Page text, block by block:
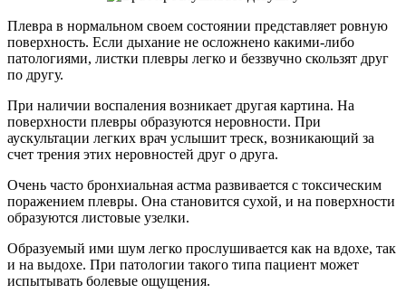
Плевра в нормальном своем состоянии представляет ровную
поверхность. Если дыхание не осложнено какими-либо
патологиями, листки плевры легко и беззвучно скользят друг
по другу.
При наличии воспаления возникает другая картина. На
поверхности плевры образуются неровности. При
аускультации легких врач услышит треск, возникающий за
счет трения этих неровностей друг о друга.
Очень часто бронхиальная астма развивается с токсическим
поражением плевры. Она становится сухой, и на поверхности
образуются листовые узелки.
Образуемый ими шум легко прослушивается как на вдохе, так
и на выдохе. При патологии такого типа пациент может
испытывать болевые ощущения.